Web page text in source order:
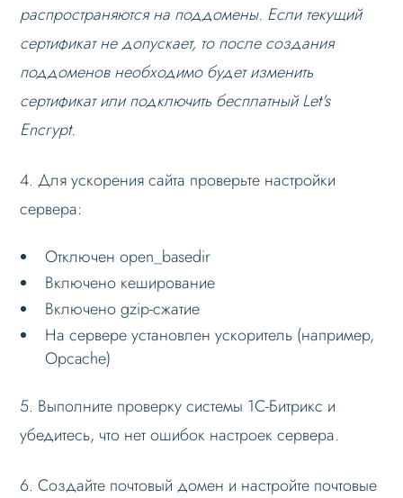
распространяются на поддомены. Если текущий
сертификат не допускает, то после создания
поддоменов необходимо будет изменить
сертификат или подключить бесплатный Let's
Encrypt.
4. Для ускорения сайта проверьте настройки
сервера:
Отключен open_basedir
Включено кеширование
Включено gzip-сжатие
На сервере установлен ускоритель (например,
Opcache)
5. Выполните проверку системы 1С-Битрикс и
убедитесь, что нет ошибок настроек сервера.
6. Создайте почтовый домен и настройте почтовые